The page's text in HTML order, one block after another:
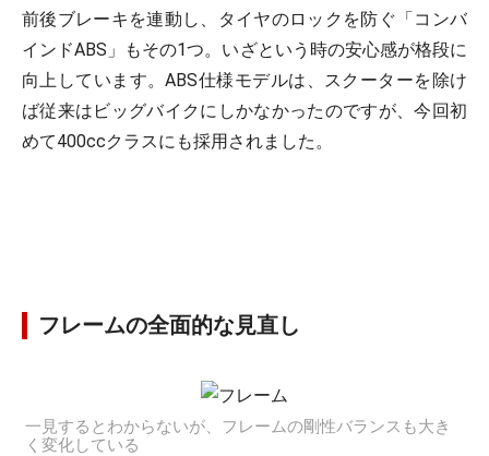
前後ブレーキを連動し、タイヤのロックを防ぐ「コンバ
インドABS」もその1つ。いざという時の安心感が格段に
向上しています。ABS仕様モデルは、スクーターを除け
ば従来はビッグバイクにしかなかったのですが、今回初
めて400ccクラスにも採用されました。
フレームの全面的な見直し
一見するとわからないが、フレームの剛性バランスも大き
く変化している